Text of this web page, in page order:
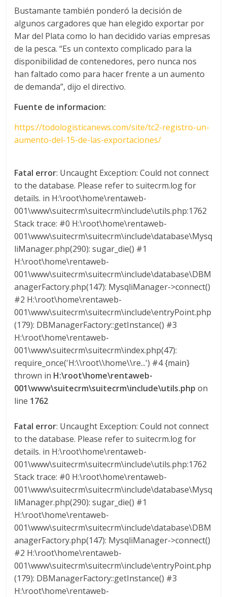
Bustamante también ponderó la decisión de
algunos cargadores que han elegido exportar por
Mar del Plata como lo han decidido varias empresas
de la pesca. “Es un contexto complicado para la
disponibilidad de contenedores, pero nunca nos
han faltado como para hacer frente a un aumento
de demanda”, dijo el directivo.
Fuente de informacion:
https://todologisticanews.com/site/tc2-registro-un-
aumento-del-15-de-las-exportaciones/
Fatal error: Uncaught Exception: Could not connect
to the database. Please refer to suitecrm.log for
details. in H:\root\home\rentaweb-
001\www\suitecrm\suitecrm\include\utils.php:1762
Stack trace: #0 H:\root\home\rentaweb-
001\www\suitecrm\suitecrm\include\database\Mysq
liManager.php(290): sugar_die() #1
H:\root\home\rentaweb-
001\www\suitecrm\suitecrm\include\database\DBM
anagerFactory.php(147): MysqliManager->connect()
#2 H:\root\home\rentaweb-
001\www\suitecrm\suitecrm\include\entryPoint.php
(179): DBManagerFactory::getInstance() #3
H:\root\home\rentaweb-
001\www\suitecrm\suitecrm\index.php(47):
require_once('H:\\root\\home\\re...') #4 {main}
thrown in H:\root\home\rentaweb-
001\www\suitecrm\suitecrm\include\utils.php on
line 1762
Fatal error: Uncaught Exception: Could not connect
to the database. Please refer to suitecrm.log for
details. in H:\root\home\rentaweb-
001\www\suitecrm\suitecrm\include\utils.php:1762
Stack trace: #0 H:\root\home\rentaweb-
001\www\suitecrm\suitecrm\include\database\Mysq
liManager.php(290): sugar_die() #1
H:\root\home\rentaweb-
001\www\suitecrm\suitecrm\include\database\DBM
anagerFactory.php(147): MysqliManager->connect()
#2 H:\root\home\rentaweb-
001\www\suitecrm\suitecrm\include\entryPoint.php
(179): DBManagerFactory::getInstance() #3
H:\root\home\rentaweb-